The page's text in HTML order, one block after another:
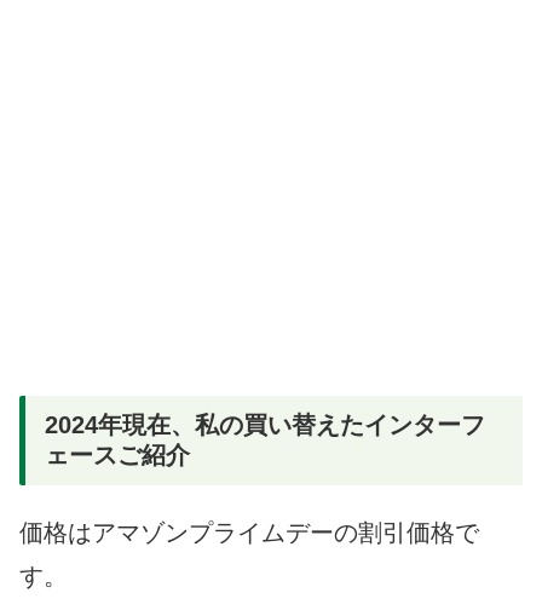
2024年現在、私の買い替えたインターフ
ェースご紹介
価格はアマゾンプライムデーの割引価格で
す。